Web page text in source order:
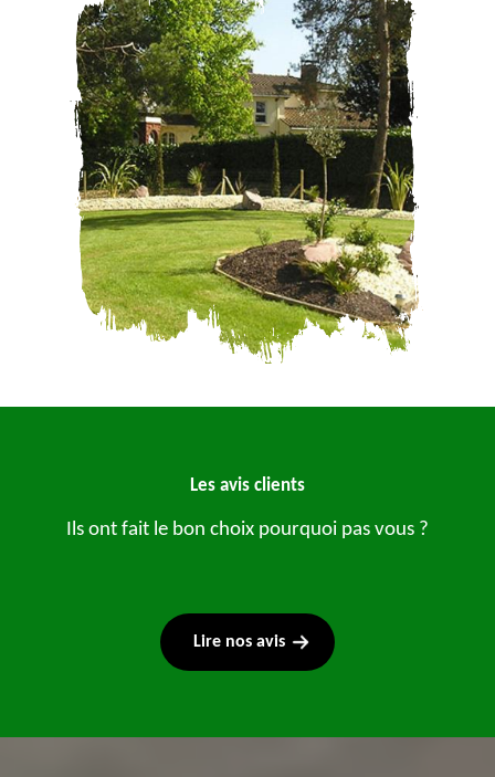
Les avis clients
Ils ont fait le bon choix pourquoi pas vous ?
Lire nos avis